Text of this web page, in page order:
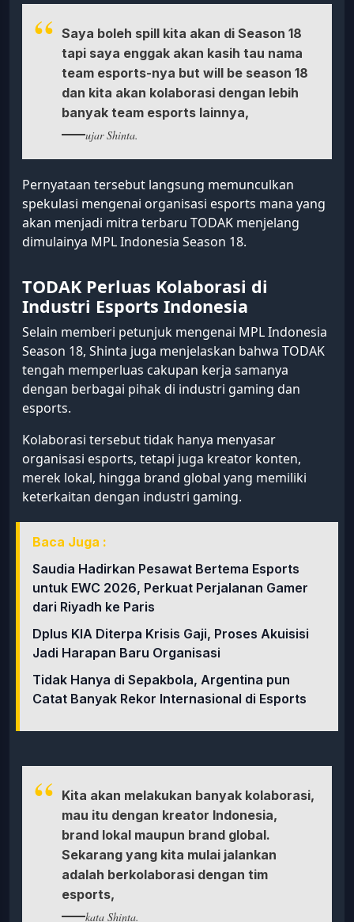
Saya boleh spill kita akan di Season 18
tapi saya enggak akan kasih tau nama
team esports-nya but will be season 18
dan kita akan kolaborasi dengan lebih
banyak team esports lainnya,
ujar Shinta.
Pernyataan tersebut langsung memunculkan
spekulasi mengenai organisasi esports mana yang
akan menjadi mitra terbaru TODAK menjelang
dimulainya MPL Indonesia Season 18.
TODAK Perluas Kolaborasi di
Industri Esports Indonesia
Selain memberi petunjuk mengenai MPL Indonesia
Season 18, Shinta juga menjelaskan bahwa TODAK
tengah memperluas cakupan kerja samanya
dengan berbagai pihak di industri gaming dan
esports.
Kolaborasi tersebut tidak hanya menyasar
organisasi esports, tetapi juga kreator konten,
merek lokal, hingga brand global yang memiliki
keterkaitan dengan industri gaming.
Baca Juga :
Saudia Hadirkan Pesawat Bertema Esports
untuk EWC 2026, Perkuat Perjalanan Gamer
dari Riyadh ke Paris
Dplus KIA Diterpa Krisis Gaji, Proses Akuisisi
Jadi Harapan Baru Organisasi
Tidak Hanya di Sepakbola, Argentina pun
Catat Banyak Rekor Internasional di Esports
Kita akan melakukan banyak kolaborasi,
mau itu dengan kreator Indonesia,
brand lokal maupun brand global.
Sekarang yang kita mulai jalankan
adalah berkolaborasi dengan tim
esports,
kata Shinta.